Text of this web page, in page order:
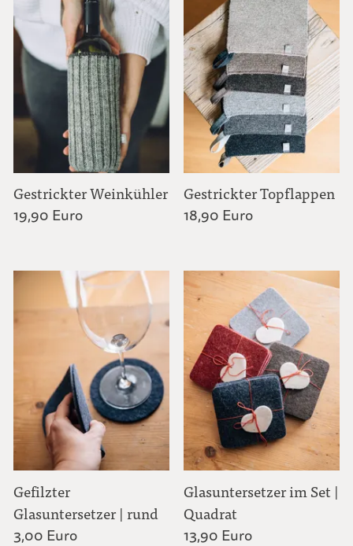
Gestrickter Weinkühler
19,90 Euro
Gestrickter Topflappen
18,90 Euro
Gefilzter
Glasuntersetzer | rund
3,00 Euro
Glasuntersetzer im Set |
Quadrat
13,90 Euro